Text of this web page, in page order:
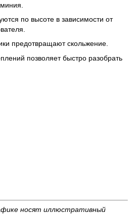
по высоте в зависимости от
предотвращают скольжение.
позволяет быстро разобрать
носят иллюстративный